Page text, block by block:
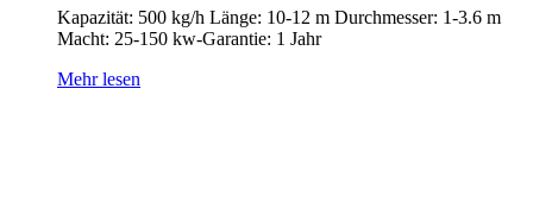
Kapazität: 500 kg/h Länge: 10-12 m Durchmesser: 1-3.6 m
Macht: 25-150 kw-Garantie: 1 Jahr
Mehr lesen